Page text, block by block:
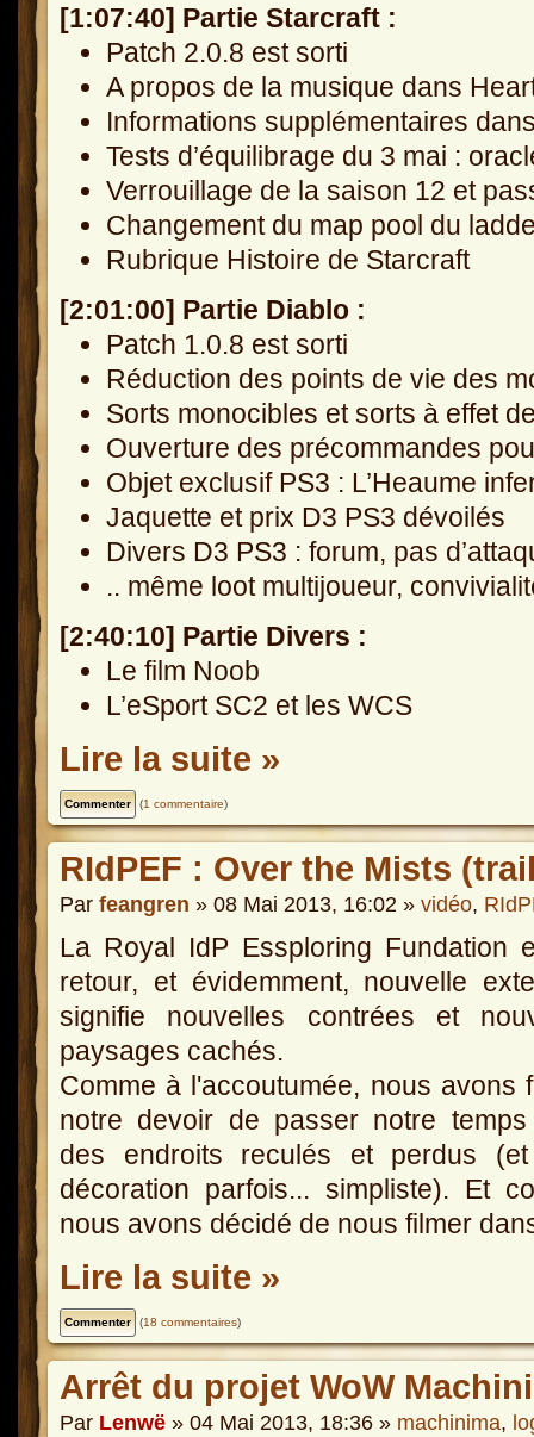
[1:07:40] Partie Starcraft :
Patch 2.0.8 est sorti
A propos de la musique dans
Informations supplémentaires
Tests d’équilibrage du 3 mai :
Verrouillage de la saison 12 et
Changement du map pool du
Rubrique Histoire de Starcraft
[2:01:00] Partie Diablo :
Patch 1.0.8 est sorti
Réduction des points de vie des
Sorts monocibles et sorts à effet
Ouverture des précommandes
Objet exclusif PS3 : L’Heaume
Jaquette et prix D3 PS3 dévoilés
Divers D3 PS3 : forum, pas
.. même loot multijoueur,
[2:40:10] Partie Divers :
Le film Noob
L’eSport SC2 et les WCS
Lire la suite »
(1 commentaire)
RIdPEF : Over the Mists
Par feangren » 08 Mai 2013, 16:02 » vidéo,
La Royal IdP Essploring Fundation
retour, et évidemment, nouvelle
signifie nouvelles contrées et
paysages cachés.
Comme à l'accoutumée, nous avons
notre devoir de passer notre
des endroits reculés et perdus
décoration parfois... simpliste). Et
nous avons décidé de nous filmer
Lire la suite »
(18 commentaires)
Arrêt du projet WoW
Par Lenwë » 04 Mai 2013, 18:36 » machinima,